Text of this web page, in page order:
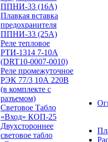
ППНИ-33 (16А)
Плавкая вставка
предохранителя
ППНИ-33 (25А)
Реле тепловое
РТИ-1314 7-10А
(DRT10-0007-0010)
Реле промежуточное
РЭК 77/3 10А 220В
(в комплекте с
разъемом)
Световое Табло
«Вход» КОП-25
Двухстороннее
световое табло